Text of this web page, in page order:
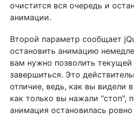
очистится вся очередь и
анимации.
Второй параметр сообщает
остановить анимацию
вам нужно позволить
завершиться. Это
отличие, ведь, как вы видели
как только вы нажали "стоп",
анимация остановилась